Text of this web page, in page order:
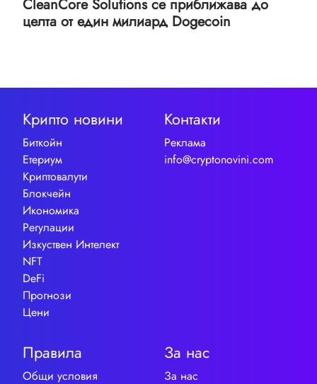
CleanCore Solutions се приближава до
целта от един милиард Dogecoin
Крипто новини
Биткойн
Етериум
Криптовалути
Блокчейн
Икономика
Регулации
Изкуствен Интелект
NFT
DeFi
Прогнози
Цени
Контакти
Реклама
info@cryptonovini.com
Правила
Общи условия
За нас
За нас